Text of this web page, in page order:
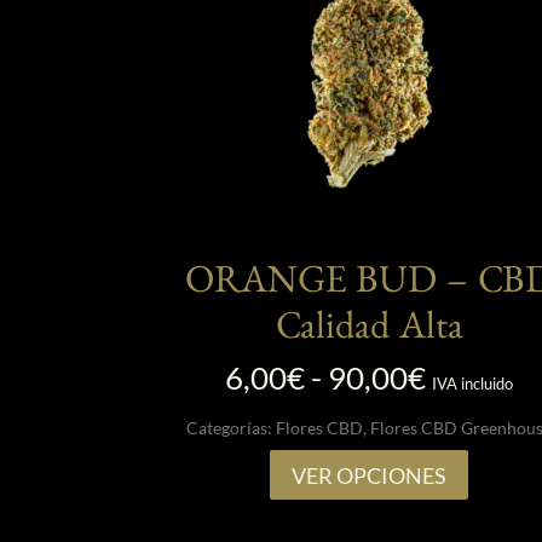
ORANGE BUD –
Calidad Alta
6,00€- 90,00€Rango
precios:
desde
6,00€
IVA incluido
Categorías: Flores CBD, Flores CBD
VER OPCIONES